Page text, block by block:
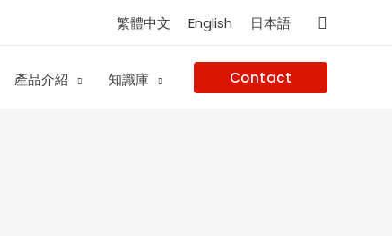
繁體中文 English 日本語
搜
產品介紹 知識庫 Contact